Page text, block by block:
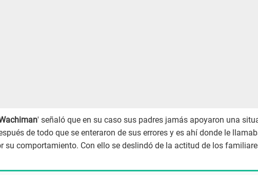
' señaló que en su caso sus padres jamás apoyaron una
de todo que se enteraron de sus errores y es ahí donde le
su comportamiento. Con ello se deslindó de la actitud de los